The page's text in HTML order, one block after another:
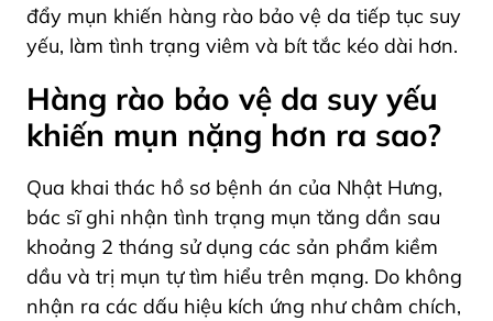
đẩy mụn khiến hàng rào bảo vệ da tiếp tục suy
yếu, làm tình trạng viêm và bít tắc kéo dài hơn.
Hàng rào bảo vệ da suy yếu
khiến mụn nặng hơn ra sao?
Qua khai thác hồ sơ bệnh án của Nhật Hưng,
bác sĩ ghi nhận tình trạng mụn tăng dần sau
khoảng 2 tháng sử dụng các sản phẩm kiềm
dầu và trị mụn tự tìm hiểu trên mạng. Do không
nhận ra các dấu hiệu kích ứng như châm chích,